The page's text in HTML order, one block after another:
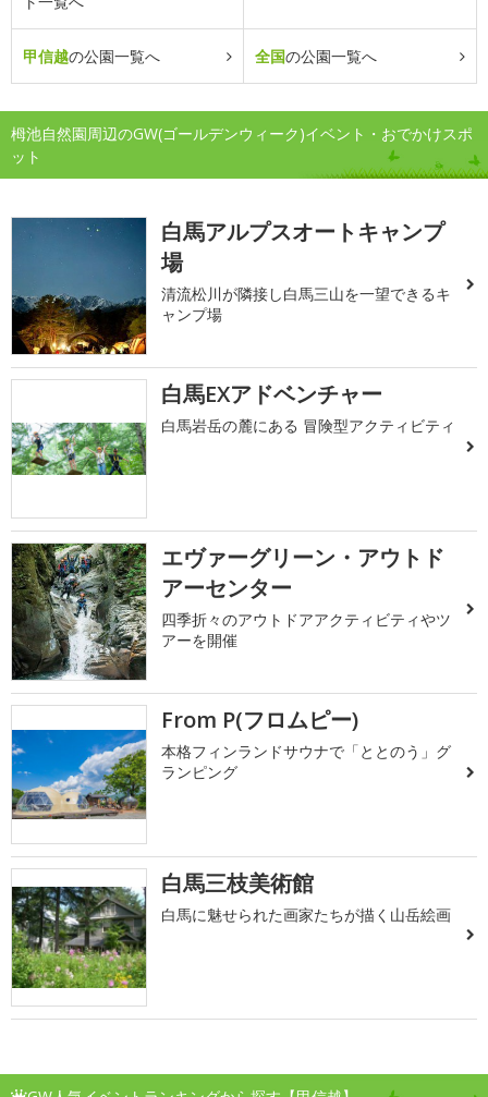
甲信越の公園一覧へ 全国の公園一覧へ
栂池自然園周辺のGW(ゴールデンウィーク)イベント・おでかけスポ
ット
白馬アルプスオートキャンプ
場
清流松川が隣接し白馬三山を一望できるキ
ャンプ場
白馬EXアドベンチャー
白馬岩岳の麓にある 冒険型アクティビティ
エヴァーグリーン・アウトド
アーセンター
四季折々のアウトドアアクティビティやツ
アーを開催
From P(フロムピー)
本格フィンランドサウナで「ととのう」グ
ランピング
白馬三枝美術館
白馬に魅せられた画家たちが描く山岳絵画